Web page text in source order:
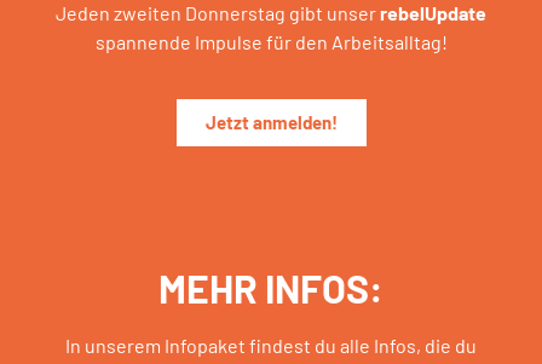
Jeden zweiten Donnerstag gibt unserrebelUpdate
spannende Impulse für den Arbeitsalltag!
Jetzt anmelden!
MEHR INFOS:
In unserem Infopaket findest du alle Infos, die du